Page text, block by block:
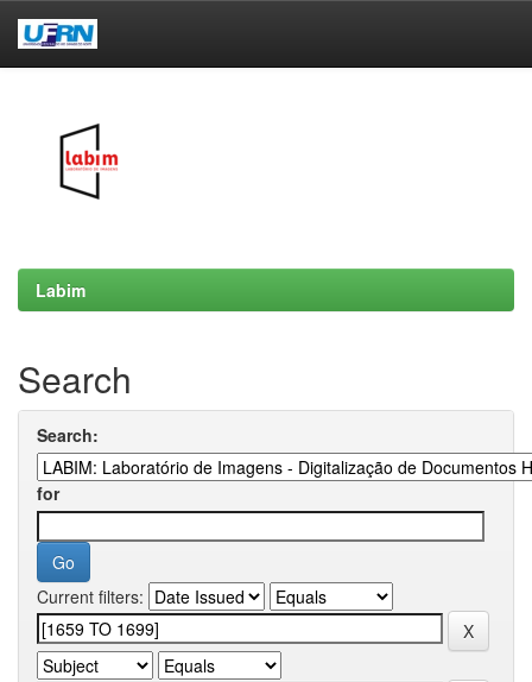
Labim
Search
Search:
for
Current filters: